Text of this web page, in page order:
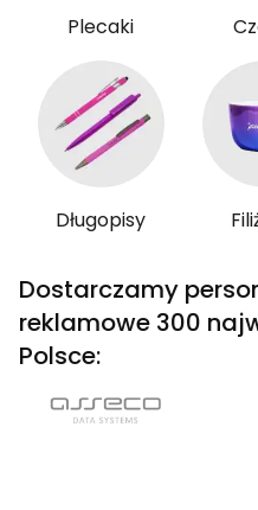
Plecaki
Długopisy
Dostarczamy
reklamowe 300
Polsce: